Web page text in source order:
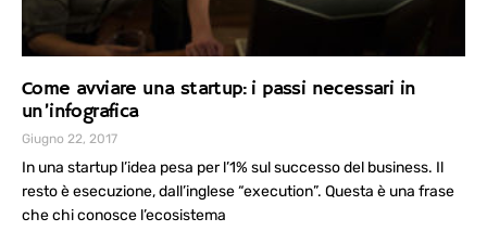
Come avviare una startup: i passi necessari in
un’infografica
Giugno 22, 2017
In una startup l’idea pesa per l’1% sul successo del business. Il
resto è esecuzione, dall’inglese “execution”. Questa è una frase
che chi conosce l’ecosistema